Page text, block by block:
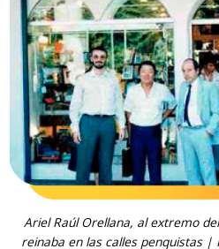
Ariel Raúl Orellana, al extremo
reinaba en las calles penquistas |